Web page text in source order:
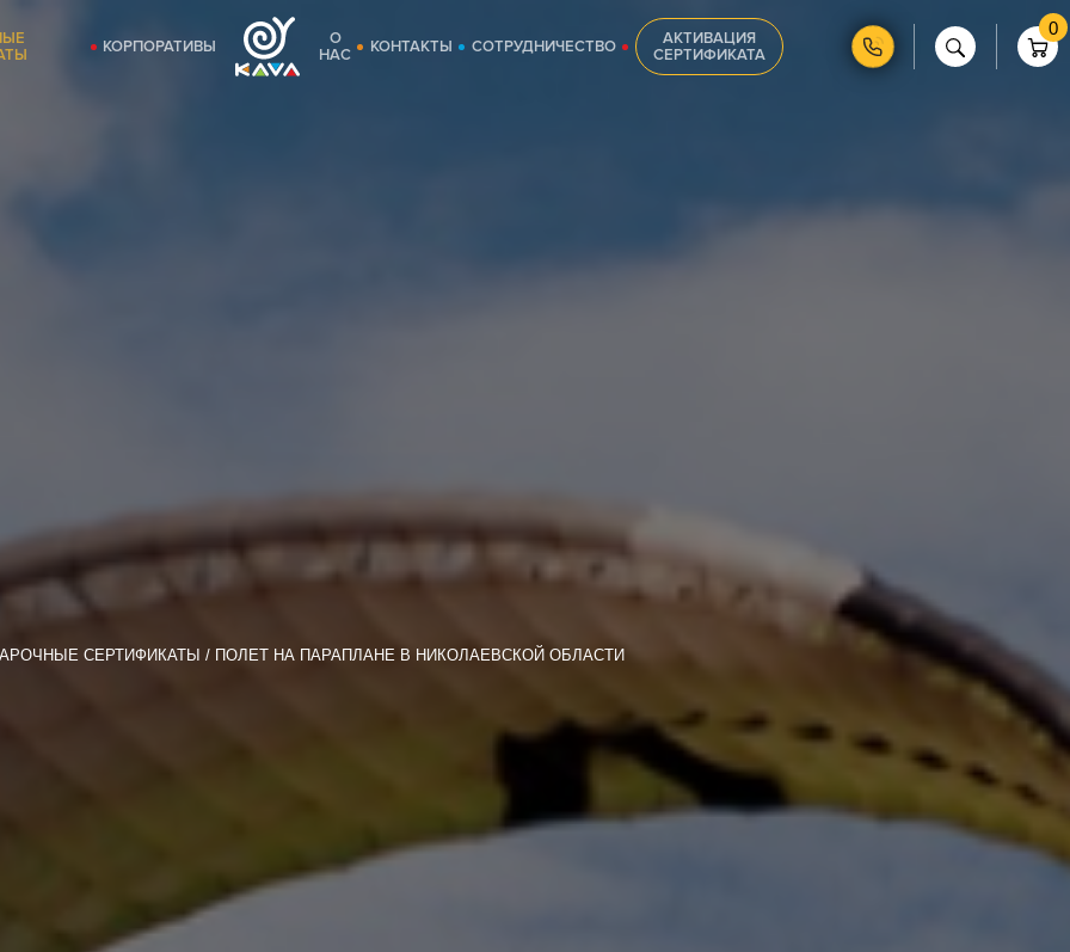
КОРПОРАТИВЫ
О
НАС
КОНТАКТЫ СОТРУДНИЧЕСТВО
АКТИВАЦИЯ
СЕРТИФИКАТА
0
СЕРТИФИКАТЫ ПОЛЕТ НА ПАРАПЛАНЕ В НИКОЛАЕВСКОЙ ОБЛАСТИ